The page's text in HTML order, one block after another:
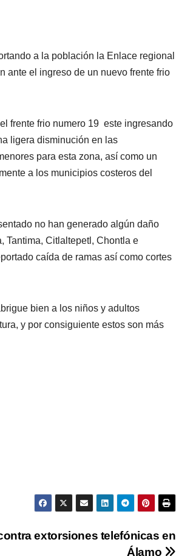
a la población la Enlace regional
ante el ingreso de un nuevo frente frio
frente frio numero 19 este ingresando
ligera disminución en las
para esta zona, así como un
a los municipios costeros del
no han generado algún daño
Tantima, Citlaltepetl, Chontla e
caída de ramas así como cortes
bien a los niños y adultos
y por consiguiente estos son más
extorsiones telefónicas en
Álamo